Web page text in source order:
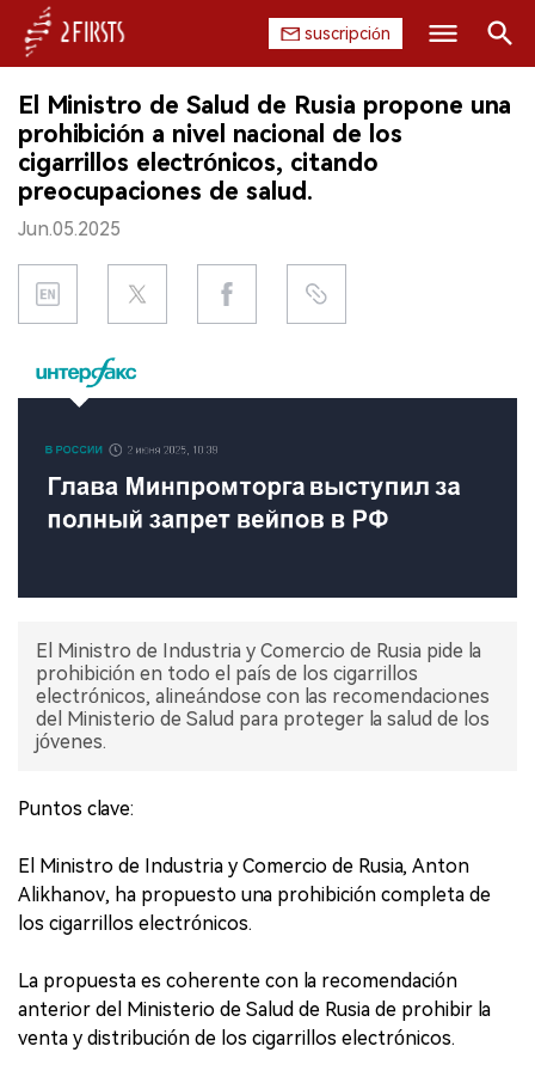
suscripción
INICIO
EMPRESA
PRODUCTO
REGULACIÓN
DATOS
ENTREVISTA
Buscar
El Ministro de Salud de Rusia propone una
prohibición a nivel nacional de los
cigarrillos electrónicos, citando
preocupaciones de salud.
Jun.05.2025
El Ministro de Industria y Comercio de Rusia pide la
prohibición en todo el país de los cigarrillos
electrónicos, alineándose con las recomendaciones
del Ministerio de Salud para proteger la salud de los
jóvenes.
Puntos clave:
El Ministro de Industria y Comercio de Rusia, Anton
Alikhanov, ha propuesto una prohibición completa de
los cigarrillos electrónicos.
La propuesta es coherente con la recomendación
anterior del Ministerio de Salud de Rusia de prohibir la
venta y distribución de los cigarrillos electrónicos.